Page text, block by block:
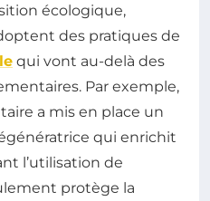
écologique,
des pratiques de
qui vont au-delà des
Par exemple,
a mis en place un
qui enrichit
l’utilisation de
protège la